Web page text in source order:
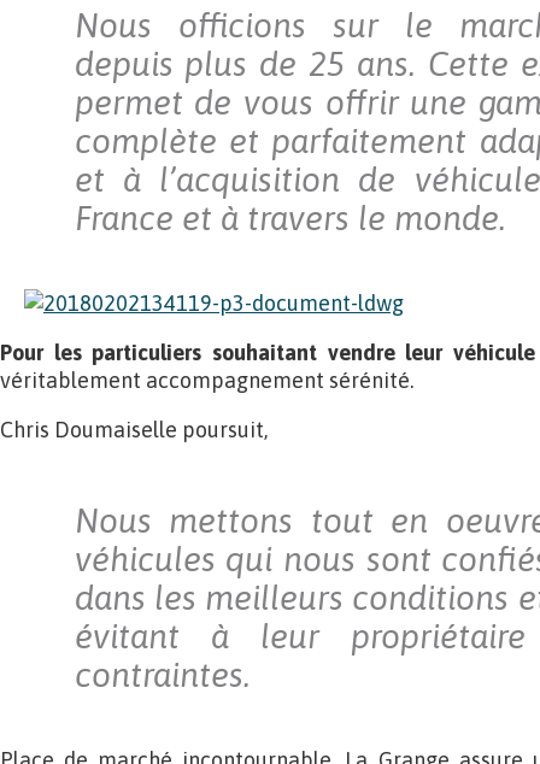
Nous officions sur le
depuis plus de 25 ans. Cette
permet de vous offrir une
complète et parfaitement
et à l’acquisition de
France et à travers le monde.
Pour les particuliers souhaitant vendre leur
véritablement accompagnement sérénité.
Chris Doumaiselle poursuit,
Nous mettons tout en
véhicules qui nous sont
dans les meilleurs conditions
évitant à leur propriétaire
contraintes.